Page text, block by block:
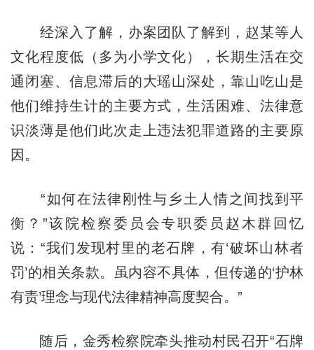
经深入了解，办案团队了解到，赵某等人
文化程度低（多为小学文化），长期生活在交
通闭塞、信息滞后的大瑶山深处，靠山吃山是
他们维持生计的主要方式，生活困难、法律意
识淡薄是他们此次走上违法犯罪道路的主要原
因。
“如何在法律刚性与乡土人情之间找到平
衡？”该院检察委员会专职委员赵木群回忆
说：“我们发现村里的老石牌，有‘破坏山林者
罚’的相关条款。虽内容不具体，但传递的‘护林
有责’理念与现代法律精神高度契合。”
随后，金秀检察院牵头推动村民召开“石牌